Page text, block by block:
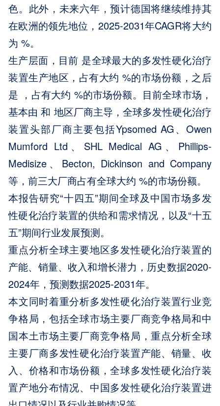
色。此外，未来六年，预计德国将继续维持其
在欧洲的领先地位，2025-2031年CAGR将大约
为 %。
生产层面，目前 是全球最大的多发性硬化治疗
装置生产地区，占有大约 %的市场份额，之后
是 ，占有大约 %的市场份额。目前全球市场，
基本由 和 地区厂商主导，全球多发性硬化治疗
装置头部厂商主要包括Ypsomed AG、Owen
Mumford Ltd、SHL Medical AG、Phillips-
Medisize、Becton, Dickinson and Company
等，前三大厂商占有全球大约 %的市场份额。
本报告研究“十四五”期间全球及中国市场多发
性硬化治疗装置的供给和需求情况，以及“十五
五”期间行业发展预测。
重点分析全球主要地区多发性硬化治疗装置的
产能、销量、收入和增长潜力，历史数据2020-
2024年，预测数据2025-2031年。
本文同时着重分析多发性硬化治疗装置行业竞
争格局，包括全球市场主要厂商竞争格局和中
国本土市场主要厂商竞争格局，重点分析全球
主要厂商多发性硬化治疗装置产能、销量、收
入、价格和市场份额，全球多发性硬化治疗装
置产地分布情况、中国多发性硬化治疗装置进